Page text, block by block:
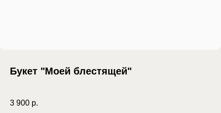
Букет "Моей блестящей"
3 900 р.